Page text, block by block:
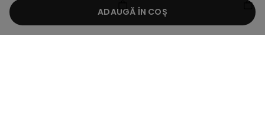
ADAUGĂ ÎN COȘ
Sutien Push-Up Microfibră
Reciclată Athens
Slip Damă din Bumbac
Organic